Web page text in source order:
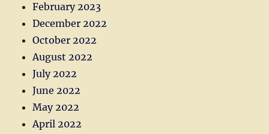
February 2023
December 2022
October 2022
August 2022
July 2022
June 2022
May 2022
April 2022